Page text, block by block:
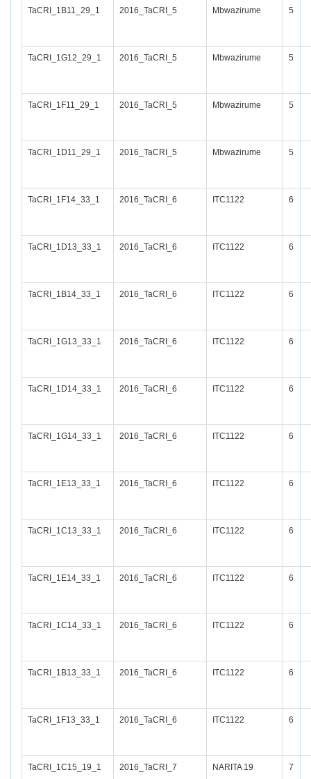
TaCRI_1B11_29_1 2016_TaCRI_5 Mbwazirume 5
TaCRI_1G12_29_1 2016_TaCRI_5 Mbwazirume 5
TaCRI_1F11_29_1 2016_TaCRI_5 Mbwazirume 5
TaCRI_1D11_29_1 2016_TaCRI_5 Mbwazirume 5
TaCRI_1F14_33_1 2016_TaCRI_6 ITC1122 6
TaCRI_1D13_33_1 2016_TaCRI_6 ITC1122 6
TaCRI_1B14_33_1 2016_TaCRI_6 ITC1122 6
TaCRI_1G13_33_1 2016_TaCRI_6 ITC1122 6
TaCRI_1D14_33_1 2016_TaCRI_6 ITC1122 6
TaCRI_1G14_33_1 2016_TaCRI_6 ITC1122 6
TaCRI_1E13_33_1 2016_TaCRI_6 ITC1122 6
TaCRI_1C13_33_1 2016_TaCRI_6 ITC1122 6
TaCRI_1E14_33_1 2016_TaCRI_6 ITC1122 6
TaCRI_1C14_33_1 2016_TaCRI_6 ITC1122 6
TaCRI_1B13_33_1 2016_TaCRI_6 ITC1122 6
TaCRI_1F13_33_1 2016_TaCRI_6 ITC1122 6
TaCRI_1C15_19_1 2016_TaCRI_7 NARITA 19 7